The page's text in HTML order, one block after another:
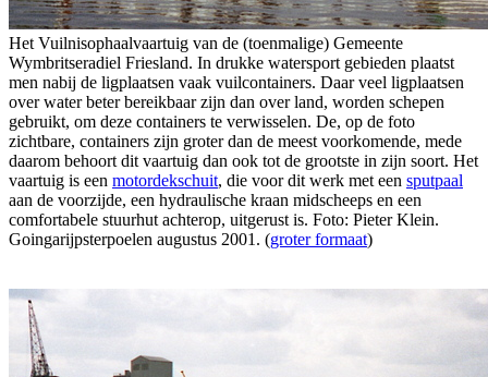
Het Vuilnisophaalvaartuig van de (toenmalige) Gemeente
Wymbritseradiel Friesland. In drukke watersport gebieden plaatst
men nabij de ligplaatsen vaak vuilcontainers. Daar veel ligplaatsen
over water beter bereikbaar zijn dan over land, worden schepen
gebruikt, om deze containers te verwisselen. De, op de foto
zichtbare, containers zijn groter dan de meest voorkomende, mede
daarom behoort dit vaartuig dan ook tot de grootste in zijn soort. Het
vaartuig is een motordekschuit, die voor dit werk met een sputpaal
aan de voorzijde, een hydraulische kraan midscheeps en een
comfortabele stuurhut achterop, uitgerust is. Foto: Pieter Klein.
Goingarijpsterpoelen augustus 2001. (groter formaat)